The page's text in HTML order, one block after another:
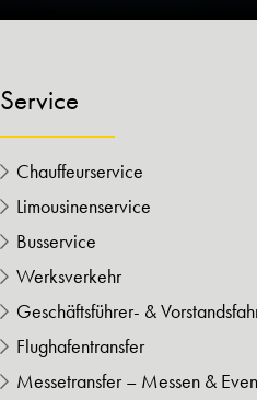
Service
Chauffeurservice
Limousinenservice
Busservice
Werksverkehr
Geschäftsführer- &
Flughafentransfer
Messetransfer – Messen &